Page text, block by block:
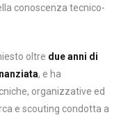
conoscenza tecnico-
oltre due anni di
, e ha
organizzative ed
e scouting condotta a